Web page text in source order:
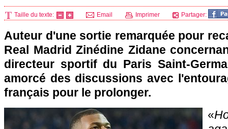
Taille du texte: Email Imprimer Partager:
Auteur d'une sortie remarquée pour
Real Madrid Zinédine Zidane
directeur sportif du Paris Saint-
amorcé des discussions avec
français pour le prolonger.
«